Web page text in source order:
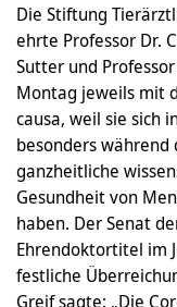
Die Stiftung
ehrte Professor Dr.
Sutter und
Montag jeweils mit
causa, weil sie sich
besonders während
ganzheitliche
Gesundheit von
haben. Der Senat
Ehrendoktortitel im
festliche
Greif sagte: „Die